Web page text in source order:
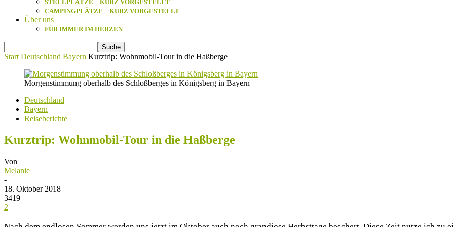
STELLPLÄTZE – KURZ VORGESTELLT
CAMPINGPLÄTZE – KURZ VORGESTELLT
Über uns
FÜR IMMER IM HERZEN
Start Deutschland Bayern Kurztrip: Wohnmobil-Tour in die Haßberge
Morgenstimmung oberhalb des Schloßberges in Königsberg in Bayern
Deutschland
Bayern
Reiseberichte
Kurztrip: Wohnmobil-Tour in die Haßberge
Von
Melanie
-
18. Oktober 2018
3419
2